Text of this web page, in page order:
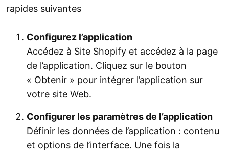
rapides suivantes
Configurez l’application
Accédez à Site Shopify et accédez à la page
de l’application. Cliquez sur le bouton
« Obtenir » pour intégrer l’application sur
votre site Web.
Configurer les paramètres de l’application
Définir les données de l’application : contenu
et options de l’interface. Une fois la